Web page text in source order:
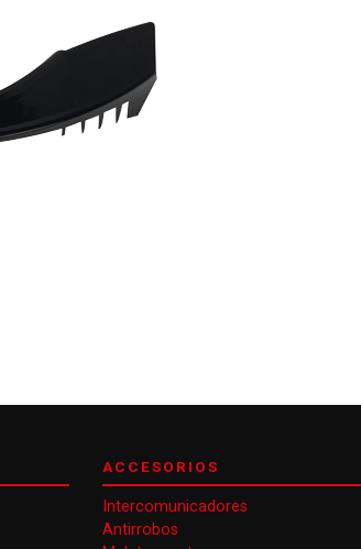
ACCESORIOS
Intercomunicadores
Antirrobos